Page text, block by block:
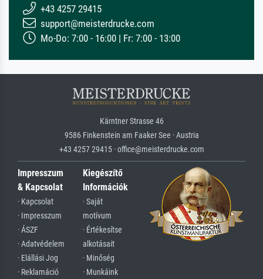
+43 4257 29415
support@meisterdrucke.com
Mo-Do: 7:00 - 16:00 | Fr: 7:00 - 13:00
Kärntner Strasse 46
9586 Finkenstein am Faaker See · Austria
+43 4257 29415 · office@meisterdrucke.com
Impresszum
& Kapcsolat
· Kapcsolat
· Impresszum
· ÁSZF
· Adatvédelem
· Elállási Jog
· Reklamáció
Kiegészítő
Információk
· Saját
motívum
· Értékesítse
alkotásait
· Minőség
· Munkáink